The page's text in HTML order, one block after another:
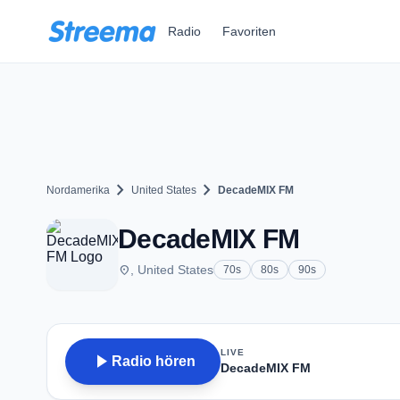
Radio Favoriten
Nordamerika chevron_right United States chevron_right DecadeMIX FM
DecadeMIX FM
place , United States 70s 80s 90s
play_arrow Radio hören
LIVE
DecadeMIX FM